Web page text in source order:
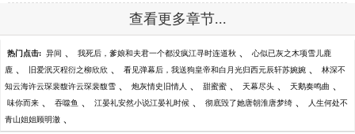
查看更多章节...
热门点击: 异间 、 我死后，爹娘和夫君一个都没疯江寻时连道秋 、 心似已灰之木项雪儿鹿
鹿 、 旧爱泯灭程衍之柳欣欣 、 看见弹幕后，我送狗皇帝和白月光归西元辰轩苏婉婉 、 林深不
知云海许云琛裴馥许云琛裴馥雪 、 炮灰情史旧情人 、 甜蜜蜜 、 天幕尽头 、 天鹅奏鸣曲 、
味你而来 、 吞噬鱼 、 江晏礼安然小说江晏礼时候 、 彻底毁了她唐朝淮唐梦绮 、 人生何处不
青山姐姐顾明澈 、